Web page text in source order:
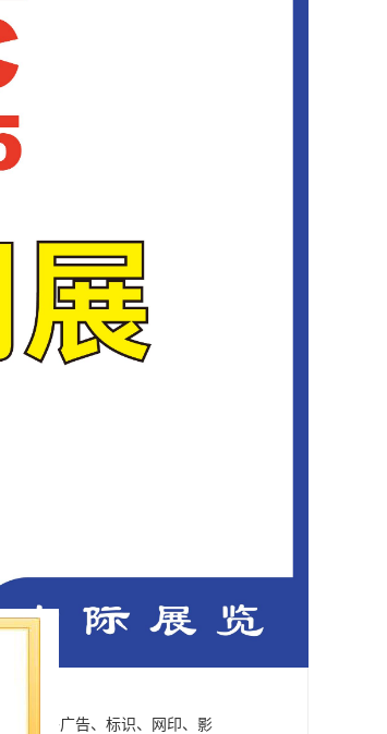
事国外广告、标识、网印、影